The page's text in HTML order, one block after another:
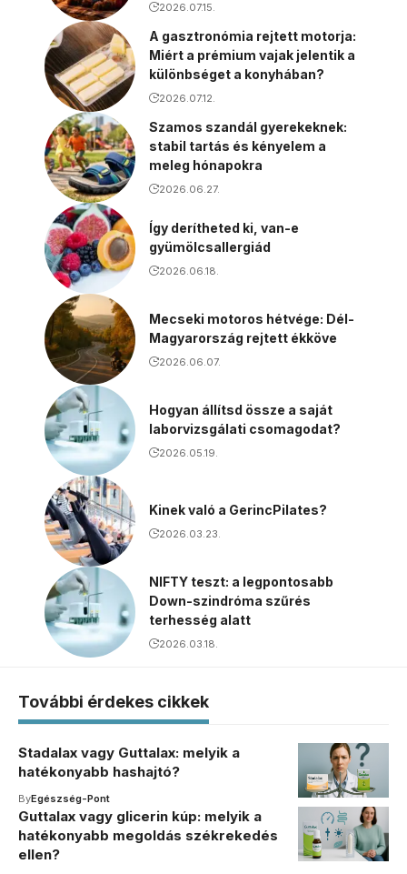
2026.07.15.
A gasztronómia rejtett motorja:
Miért a prémium vajak jelentik a
különbséget a konyhában?
2026.07.12.
Szamos szandál gyerekeknek:
stabil tartás és kényelem a
meleg hónapokra
2026.06.27.
Így derítheted ki, van-e
gyümölcsallergiád
2026.06.18.
Mecseki motoros hétvége: Dél-
Magyarország rejtett ékköve
2026.06.07.
Hogyan állítsd össze a saját
laborvizsgálati csomagodat?
2026.05.19.
Kinek való a GerincPilates?
2026.03.23.
NIFTY teszt: a legpontosabb
Down-szindróma szűrés
terhesség alatt
2026.03.18.
További érdekes cikkek
Stadalax vagy Guttalax: melyik a
hatékonyabb hashajtó?
ByEgészség-Pont
Guttalax vagy glicerin kúp: melyik a
hatékonyabb megoldás székrekedés
ellen?